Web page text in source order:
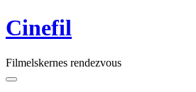
Skip
to
Cinefil
Filmelskernes rendezvous
Menu